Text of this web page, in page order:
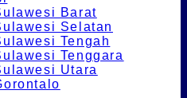
Barat
Selatan
Tengah
Tenggara
Utara